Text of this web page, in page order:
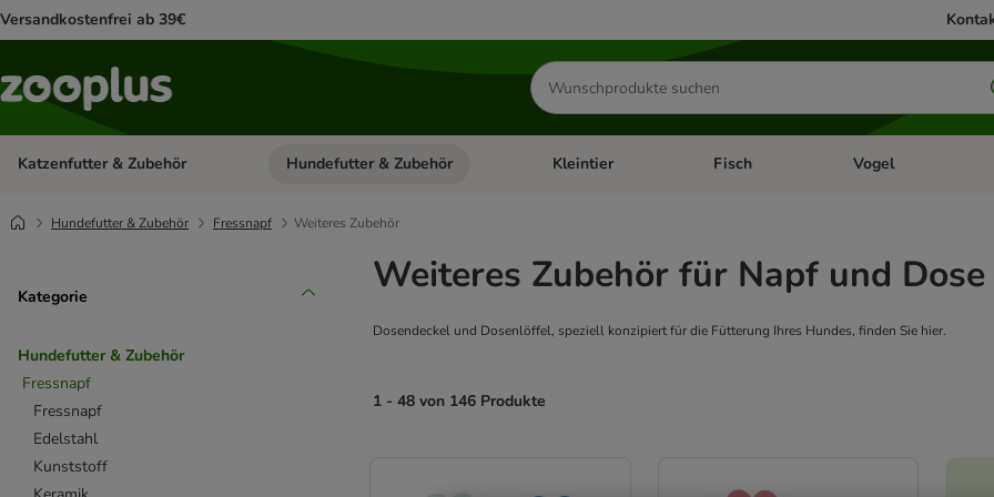
Versandkostenfrei ab 39€
Produkte
suchen
Katzenfutter & Zubehör Kategorie-Menü öffnen: Katzenfutter & Zubehör
Hundefutter & Zubehör Kategorie-Menü öffnen: Hundefutter & Zubehör
Kleintier Kategorie-Menü öffnen: Kleintier
Fisch Kategorie-Menü
Vogel
Hundefutter & Zubehör Fressnapf Weiteres Zubehör
Kategorie
Hundefutter & Zubehör
Fressnapf
Fressnapf
Edelstahl
Kunststoff
Weiteres Zubehör für Napf und Dose
Dosendeckel und Dosenlöffel, speziell konzipiert für die Fütterung Ihres Hundes, finden Sie hier.
1 - 48 von 146 Produkte